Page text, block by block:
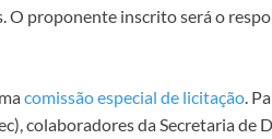
O proponente inscrito será o
comissão especial de licitação .
colaboradores da Secretaria